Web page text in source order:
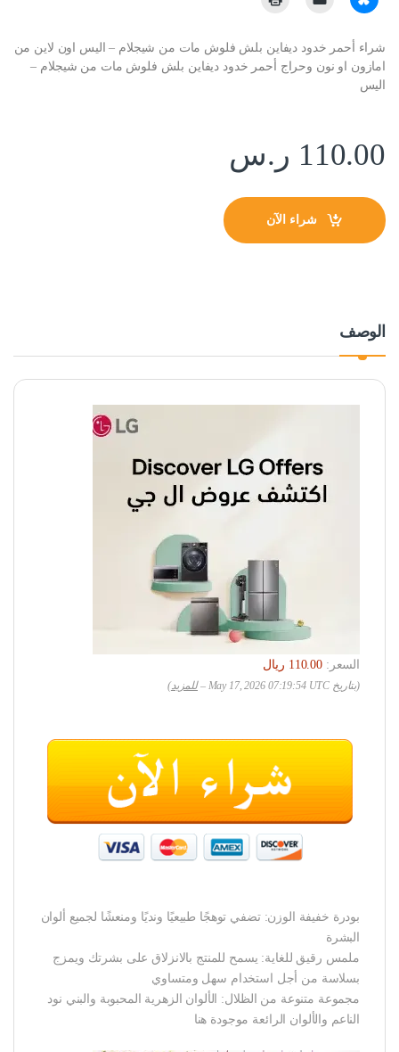
شراء أحمر خدود ديفاين بلش فلوش مات من شيجلام – اليس اون لاين من
امازون او نون وحراج أحمر خدود ديفاين بلش فلوش مات من شيجلام –
اليس
110.00 ر.س
شراء الآن
الوصف
السعر:
‏110.00 ريال
(بتاريخ May 17, 2026 07:19:54 UTC – للمزيد)
بودرة خفيفة الوزن: تضفي توهجًا طبيعيًا ونديًا ومنعشًا لجميع ألوان
البشرة
ملمس رقيق للغاية: يسمح للمنتج بالانزلاق على بشرتك ويمزج
بسلاسة من أجل استخدام سهل ومتساوي
مجموعة متنوعة من الظلال: الألوان الزهرية المحبوبة والبني نود
الناعم والألوان الرائعة موجودة هنا